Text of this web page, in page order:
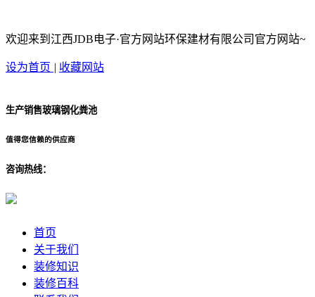
欢迎来到江西JDB电子·官方网站环保建材有限公司官方网站~
设为首页 | 收藏网站
生产销售玻璃钢化粪池
值得您信赖的供应商
咨询热线：
首页
关于我们
装修知识
装修百科